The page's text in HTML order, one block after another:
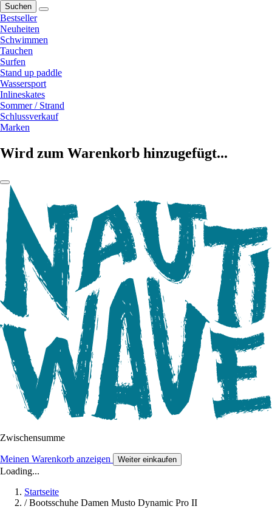
Suchen
Bestseller
Neuheiten
Schwimmen
Tauchen
Surfen
Stand up paddle
Wassersport
Inlineskates
Sommer / Strand
Schlussverkauf
Marken
Wird zum Warenkorb hinzugefügt...
Zwischensumme
Meinen Warenkorb anzeigen Weiter einkaufen
Loading...
Startseite
/ Bootsschuhe Damen Musto Dynamic Pro II